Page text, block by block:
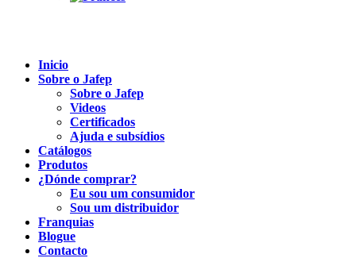
Inicio
Sobre o Jafep
Sobre o Jafep
Videos
Certificados
Ajuda e subsídios
Catálogos
Produtos
¿Dónde comprar?
Eu sou um consumidor
Sou um distribuidor
Franquias
Blogue
Contacto